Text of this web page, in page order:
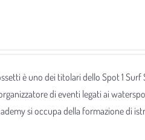
è uno dei titolari dello Spot 1
di eventi legati ai
si occupa della formazione di